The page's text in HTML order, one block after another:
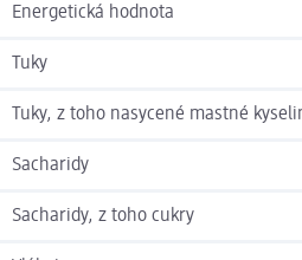
Energetická hodnota
Tuky
Tuky, z toho nasycené mastné
Sacharidy
Sacharidy, z toho cukry